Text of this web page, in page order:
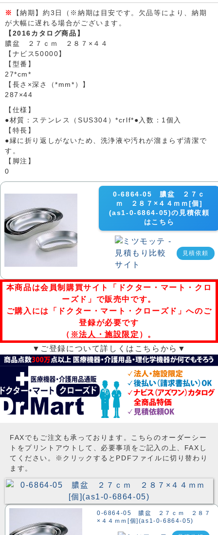
※
【納期】約3日（※納期は目安です。欠品等により、納期
が大幅に遅れる場合がございます。
【2016カタログ商品】
膿盆 ２７ｃｍ ２８７×４４
【ナビス50000】
【型番】
27*cm*
【長さ×深さ（*mm*）】
287×44
【仕様】
●材質：ステンレス（SUS304）*crlf*●入数：1個入
【特長】
●縁に折り返しがないため、洗浄液や汚れが溜まらず清潔で
す。
【脚注】
0
0-6864-05 膿盆 ２７ｃ
ｍ ２８７×４４ｍｍ[個]
(as1-0-6864-05)の見積依頼
はこちら
見積依頼
本商品は会員制購買サイト「ドクター・マート・クロ
ーズド」で販売中です。
ご購入には「ドクター・マート・クローズド」へのご
登録が必要です
（ ※法人・施設限定 ）。
▼ご登録について詳しくはこちらから▼
FAXでもご注文も承っております。こちらのオーダーシー
トをプリントアウトして、必要事項をご記入の上、FAXし
てください。※クリックするとPDFファイルに切り替わり
ます。
0-6864-05 膿盆 ２７ｃｍ ２８７
×４４ｍｍ[個](as1-0-6864-05)